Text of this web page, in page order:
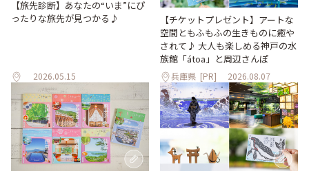
【旅先診断】あなたの“いま”にぴ
ったりな旅先が見つかる♪
2026.05.15
【チケットプレゼント】アートな
空間ともふもふの生きものに癒や
されて♪ 大人も楽しめる神戸の水
族館「átoa」と周辺さんぽ
兵庫県 [PR] 2026.08.07